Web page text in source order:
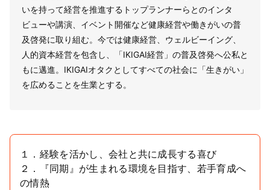
いを持って経営を推進するトップランナーらとのインタ
ビューや講演、イベント開催など健康経営や働きがいの普
及啓発に取り組む。今では健康経営、ウェルビーイング、
人的資本経営を包含し、「IKIGAI経営」の普及啓発へ公私と
もに邁進。IKIGAIオタクとしてすべての社会に「生きがい」
を広めることを生業とする。
１．経験を活かし、会社と共に成長する喜び
２．『同期』が生まれる環境を目指す、若手育成へ
の情熱